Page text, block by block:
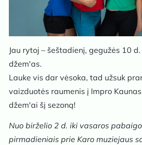
Jau rytoj – šeštadienį, gegužės 10
džem'as.
Lauke vis dar vėsoka, tad užsuk
vaizduotės raumenis į Impro
džem'ai šį sezoną!
Nuo birželio 2 d. iki vasaros
pirmadieniais prie Karo muziejaus